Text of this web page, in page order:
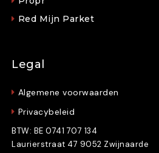
Red Mijn Parket
Legal
Algemene voorwaarden
Privacybeleid
BTW: BE 0741 707 134
Laurierstraat 47 9052 Zwijnaarde